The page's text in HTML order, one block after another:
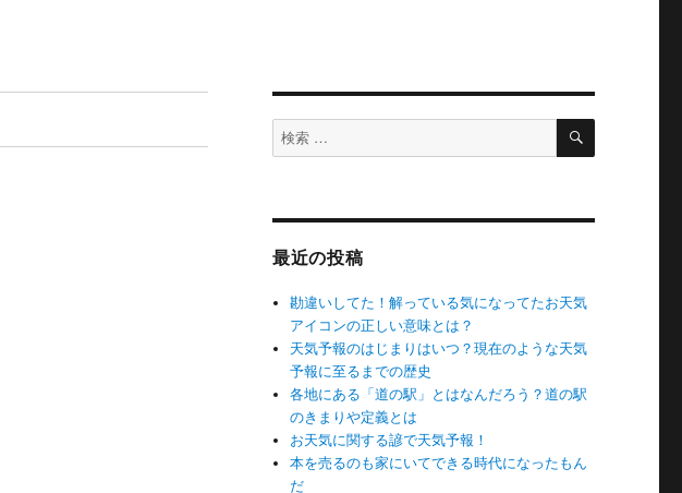
検
索
検
最近の投稿
勘違いしてた！解っている気になってたお天気
アイコンの正しい意味とは？
天気予報のはじまりはいつ？現在のような天気
予報に至るまでの歴史
各地にある「道の駅」とはなんだろう？道の駅
のきまりや定義とは
お天気に関する諺で天気予報！
本を売るのも家にいてできる時代になったもん
だ